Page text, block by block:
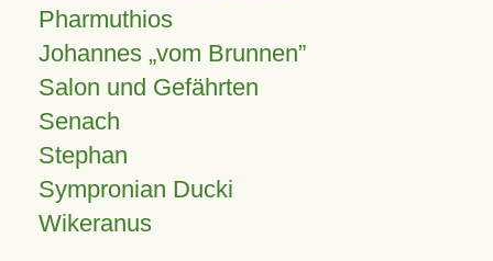
Pharmuthios
Johannes vom Brunnen
Salon und Gefährten
Senach
Stephan
Sympronian Ducki
Wikeranus